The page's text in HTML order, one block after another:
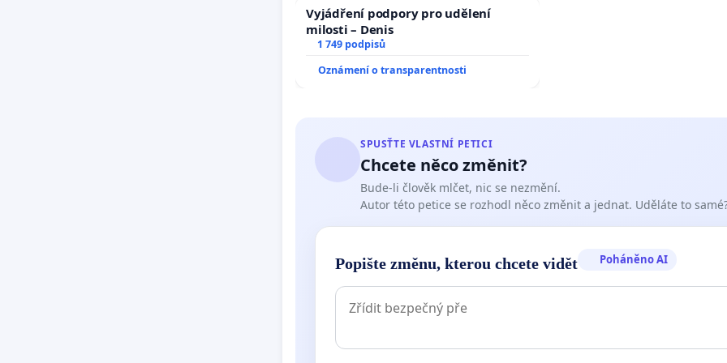
Vyjádření podpory pro udělení
milosti – Denis
1 749 podpisů
Oznámení o transparentnosti
SPUSŤTE VLASTNÍ PETICI
Chcete něco změnit?
Bude-li člověk mlčet, nic se nezmění.
Autor této petice se rozhodl něco změnit a jednat. Uděláte to
Popište změnu, kterou chcete vidět Poháněno AI